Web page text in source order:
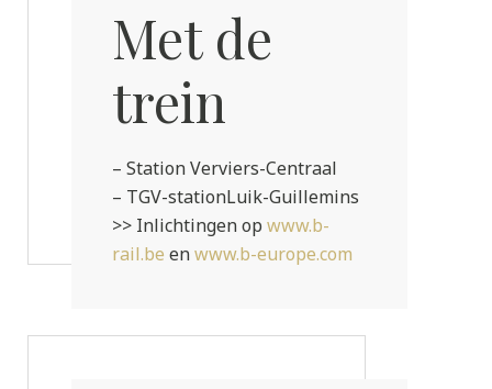
Met de
trein
– Station Verviers-Centraal
– TGV-stationLuik-Guillemins
>> Inlichtingen op www.b-
rail.be enwww.b-europe.com